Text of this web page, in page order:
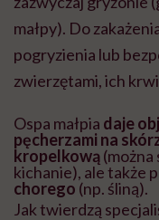
małpy). Do
pogryzienia lub
zwierzętami, ich
Ospa małpia daje
pęcherzami na
kropelkową(można
kichanie), ale także
chorego (np. śliną).
Jak twierdzą